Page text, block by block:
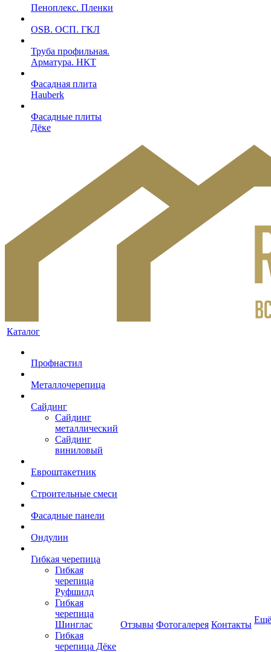
Пеноплекс. Пленки
OSB. ОСП. ГКЛ
Труба профильная.
Арматура. НКТ
Фасадная плита
Hauberk
Фасадные плиты
Дёке
Каталог
Профнастил
Металлочерепица
Сайдинг
Сайдинг
металлический
Сайдинг
виниловый
Евроштакетник
Строительные смеси
Фасадные панели
Ондулин
Гибкая черепица
Гибкая
черепица
Руфшилд
Гибкая
черепица
Шинглас
Гибкая
черепица Дёке
Отзывы Фотогалерея Контакты Ещё